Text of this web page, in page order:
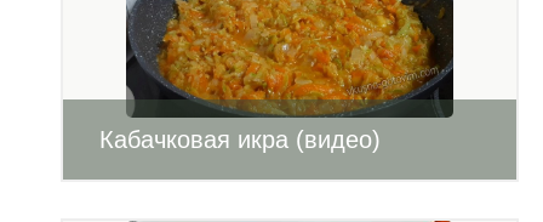
Кабачковая икра (видео)